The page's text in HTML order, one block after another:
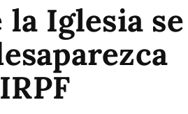
la Iglesia se